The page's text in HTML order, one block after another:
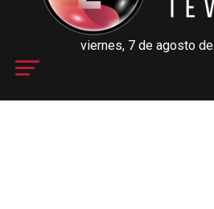
viernes, 7 de agosto